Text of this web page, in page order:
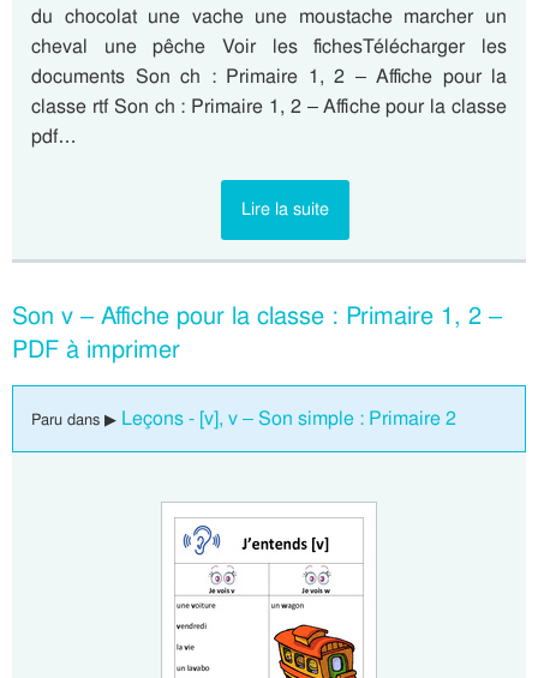
du chocolat une vache une moustache marcher un
cheval une pêche Voir les fichesTélécharger les
documents Son ch : Primaire 1, 2 – Affiche pour la
classe rtf Son ch : Primaire 1, 2 – Affiche pour la classe
pdf…
Lire la suite
Son v – Affiche pour la classe : Primaire 1, 2 –
PDF à imprimer
Paru dans ▶ Leçons - [v], v – Son simple : Primaire 2